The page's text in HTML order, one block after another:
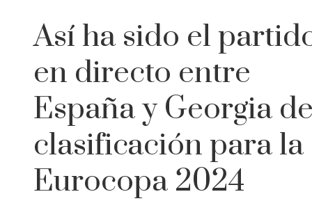
Así ha sido el
en directo entre
España y Georgia
clasificación para la
Eurocopa 2024